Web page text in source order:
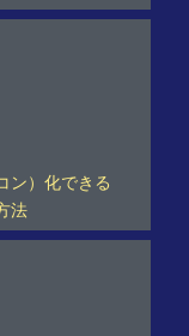
ン）化できる
法